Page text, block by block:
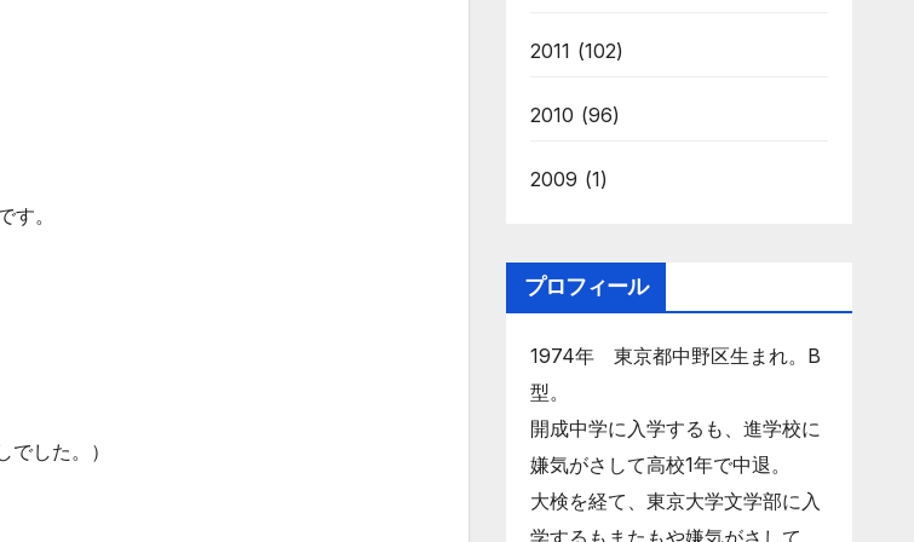
。
した。）
2011 (102)
2010 (96)
2009 (1)
プロフィール
1974年 東京都中野区生まれ。B
型。
開成中学に入学するも、進学校に
嫌気がさして高校1年で中退。
大検を経て、東京大学文学部に入
学するもまたもや嫌気がさして、